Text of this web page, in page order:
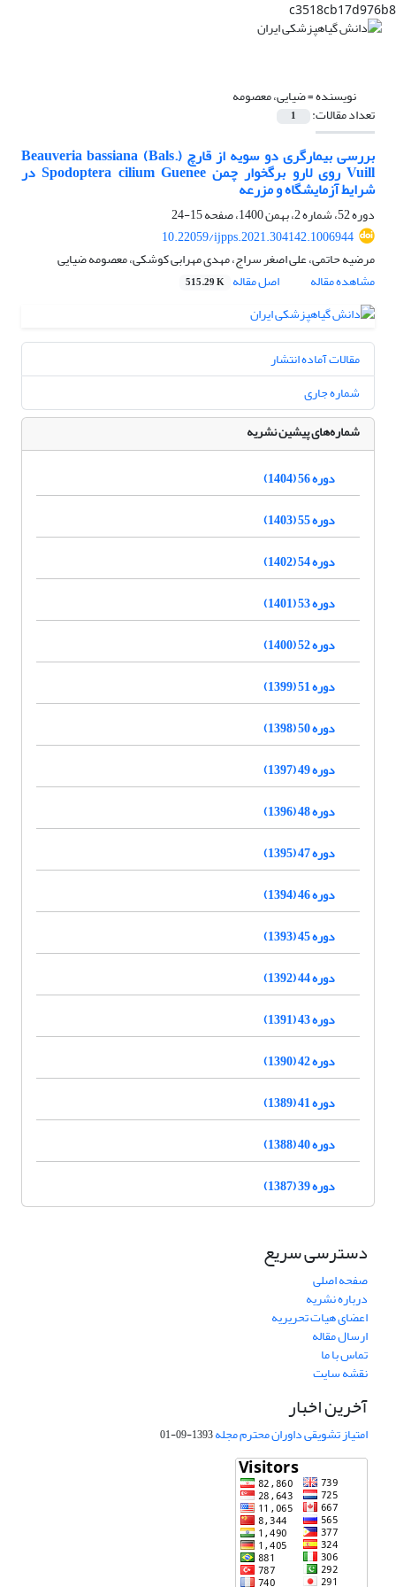
c3518cb17d976b8
نویسنده =ضیایی، معصومه
تعداد مقالات: 1
بررسی بیمارگری دو سویه از قارچ Beauveria bassiana (Bals.)
Vuill روی لارو برگخوار چمن Spodoptera cilium Guenee در
شرایط آزمایشگاه و مزرعه‌
دوره 52، شماره 2، بهمن 1400، صفحه
15-24
10.22059/ijpps.2021.304142.1006944
مرضیه حاتمی، علی اصغر سراج، مهدی مهرابی کوشکی، معصومه ضیایی
مشاهده مقاله
اصل مقاله 515.29 K
مقالات آماده انتشار
شماره جاری
شماره‌های پیشین نشریه
دوره 56 (1404)
دوره 55 (1403)
دوره 54 (1402)
دوره 53 (1401)
دوره 52 (1400)
دوره 51 (1399)
دوره 50 (1398)
دوره 49 (1397)
دوره 48 (1396)
دوره 47 (1395)
دوره 46 (1394)
دوره 45 (1393)
دوره 44 (1392)
دوره 43 (1391)
دوره 42 (1390)
دوره 41 (1389)
دوره 40 (1388)
دوره 39 (1387)
دسترسی سریع
صفحه اصلی
درباره نشریه
اعضای هیات تحریریه
ارسال مقاله
تماس با ما
نقشه سایت
آخرین اخبار
امتیاز تشویقی داوران محترم مجله1393-09-01